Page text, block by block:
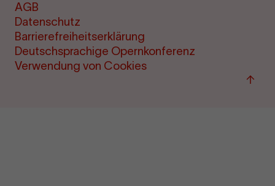
AGB
Datenschutz
Barrierefreiheitserklärung
Deutschsprachige Opernkonferenz
Verwendung von Cookies
Zum